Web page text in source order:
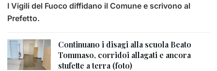
I Vigili del Fuoco diffidano il Comune e scrivono al
Prefetto.
Continuano i disagi alla scuola Beato
Tommaso, corridoi allagati e ancora
stufette a terra (foto)